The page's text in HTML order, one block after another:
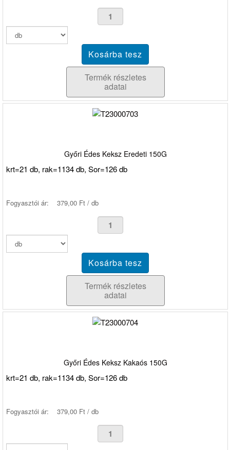
Termék részletes
adatai
Győri Édes Keksz Eredeti 150G
krt=21 db, rak=1134 db, Sor=126 db
Fogyasztói ár: 379,00 Ft / db
Termék részletes
adatai
Győri Édes Keksz Kakaós 150G
krt=21 db, rak=1134 db, Sor=126 db
Fogyasztói ár: 379,00 Ft / db